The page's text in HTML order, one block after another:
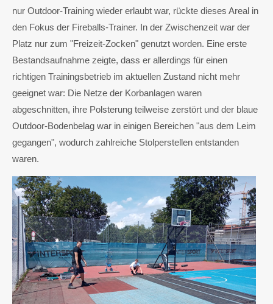
nur Outdoor-Training wieder erlaubt war, rückte dieses Areal in
den Fokus der Fireballs-Trainer. In der Zwischenzeit war der
Platz nur zum "Freizeit-Zocken" genutzt worden. Eine erste
Bestandsaufnahme zeigte, dass er allerdings für einen
richtigen Trainingsbetrieb im aktuellen Zustand nicht mehr
geeignet war: Die Netze der Korbanlagen waren
abgeschnitten, ihre Polsterung teilweise zerstört und der blaue
Outdoor-Bodenbelag war in einigen Bereichen "aus dem Leim
gegangen", wodurch zahlreiche Stolperstellen entstanden
waren.